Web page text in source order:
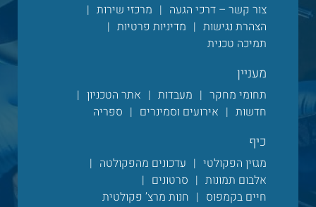
צור קשר – דרכי הגעה
מרכזי שירות
הצהרת נגישות
מדיניות פרטיות
תמיכה טכנית
מעניין
תחומי מחקר מעבדות
אתר הטכניון
חדשות
אירועים וסמינרים ספריה
מגזין הפקולטי
עדכונים מהפקולטה
אלבום תמונות
סרטונים
חיים בקמפוס
חנות מרצ’ פקולטית